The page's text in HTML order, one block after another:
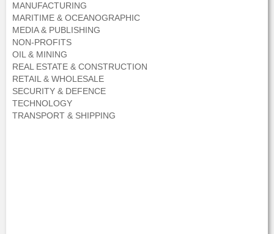
MANUFACTURING
MARITIME & OCEANOGRAPHIC
MEDIA & PUBLISHING
NON-PROFITS
OIL & MINING
REAL ESTATE & CONSTRUCTION
RETAIL & WHOLESALE
SECURITY & DEFENCE
TECHNOLOGY
TRANSPORT & SHIPPING